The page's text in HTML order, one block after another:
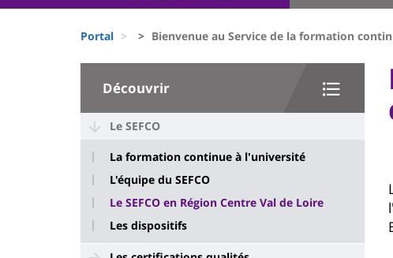
Block
liste
des
composantes
Menu
principal
d'Ariane
Portal Bienvenue au Service de la formation
University
Sidebar
Découvrir
Le SEFCO
La formation continue à l'université
L'équipe du SEFCO
Le SEFCO en Région Centre Val de Loire
Les dispositifs
: